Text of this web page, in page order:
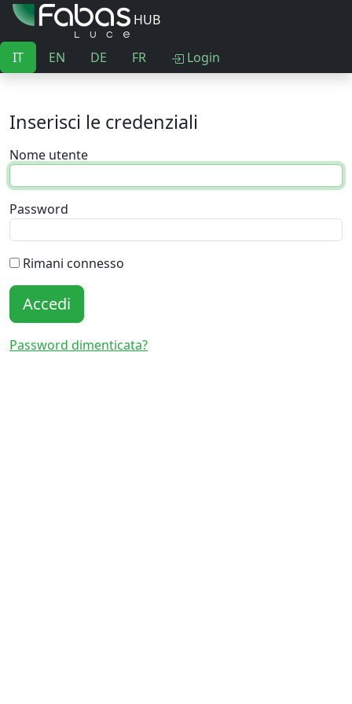
HUB
IT EN DE FR Login
Inserisci le credenziali
Nome utente
Password
Rimani connesso
Accedi
Password dimenticata?